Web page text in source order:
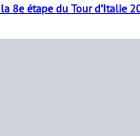
8e étape du Tour d’Italie